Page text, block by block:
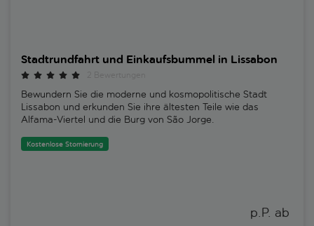
Stadtrundfahrt und Einkaufsbummel in Lissabon
Bewundern Sie die moderne und kosmopolitische Stadt
Lissabon und erkunden Sie ihre ältesten Teile wie das
Alfama-Viertel und die Burg von São Jorge.
Kostenlose Stornierung
p.P. ab